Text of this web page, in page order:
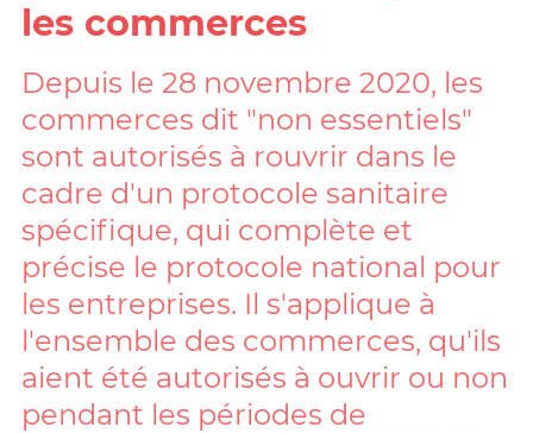
les commerces
Depuis le 28 novembre 2020, les
commerces dit "non essentiels"
sont autorisés à rouvrir dans le
cadre d'un protocole sanitaire
spécifique, qui complète et
précise le protocole national pour
les entreprises. Il s'applique à
l'ensemble des commerces, qu'ils
aient été autorisés à ouvrir ou non
pendant les périodes de